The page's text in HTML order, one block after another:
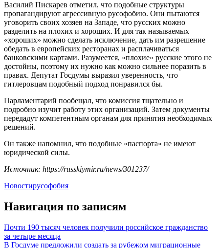
Василий Пискарев отметил, что подобные структуры
пропагандируют агрессивную русофобию. Они пытаются
уговорить своих хозяев на Западе, что русских можно
разделить на плохих и хороших. И для так называемых
«хороших» можно сделать исключение, дать им разрешение
обедать в европейских ресторанах и расплачиваться
банковскими картами. Разумеется, «плохие» русские этого не
достойны, поэтому их нужно как можно сильнее поразить в
правах. Депутат Госдумы выразил уверенность, что
гитлеровцам подобный подход понравился бы.
Парламентарий пообещал, что комиссия тщательно и
подробно изучит работу этих организаций. Затем документы
передадут компетентным органам для принятия необходимых
решений.
Он также напомнил, что подобные «паспорта» не имеют
юридической силы.
Источник: https://russkiymir.ru/news/301237/
Новостирусофобия
Навигация по записям
Почти 190 тысяч человек получили российское гражданство
за четыре месяца
В Госдуме предложили создать за рубежом миграционные